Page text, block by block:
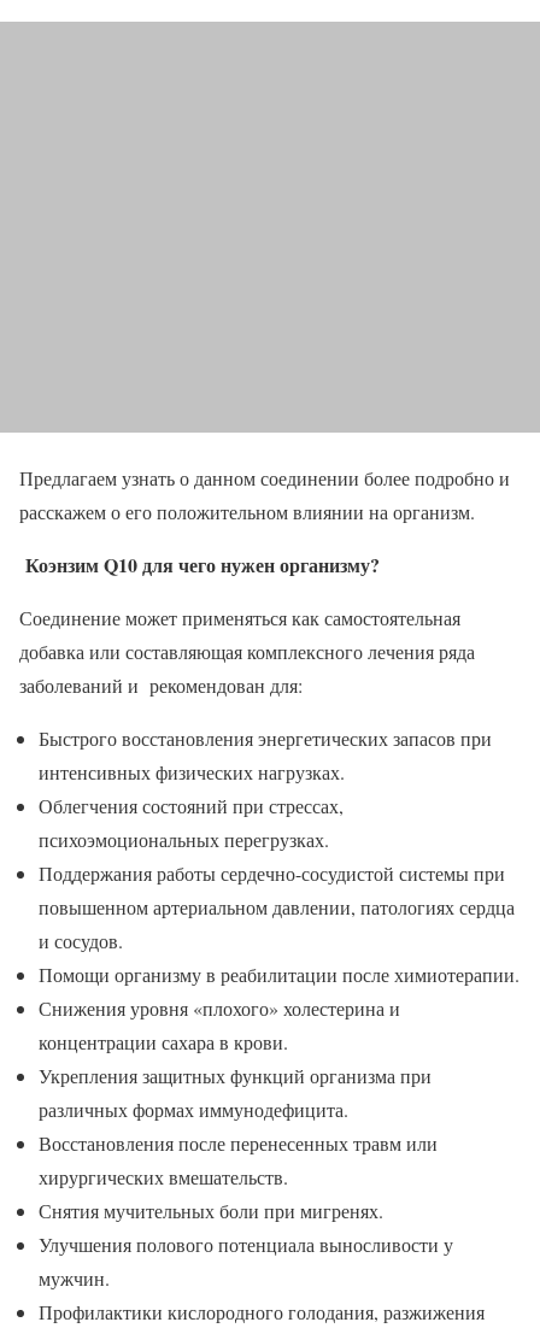
Предлагаем узнать о данном соединении более подробно и
расскажем о его положительном влиянии на организм.
Коэнзим Q10 для чего нужен организму?
Соединение может применяться как самостоятельная
добавка или составляющая комплексного лечения ряда
заболеваний и рекомендован для:
Быстрого восстановления энергетических запасов при
интенсивных физических нагрузках.
Облегчения состояний при стрессах,
психоэмоциональных перегрузках.
Поддержания работы сердечно-сосудистой системы при
повышенном артериальном давлении, патологиях сердца
и сосудов.
Помощи организму в реабилитации после химиотерапии.
Снижения уровня «плохого» холестерина и
концентрации сахара в крови.
Укрепления защитных функций организма при
различных формах иммунодефицита.
Восстановления после перенесенных травм или
хирургических вмешательств.
Снятия мучительных боли при мигренях.
Улучшения полового потенциала выносливости у
мужчин.
Профилактики кислородного голодания, разжижения